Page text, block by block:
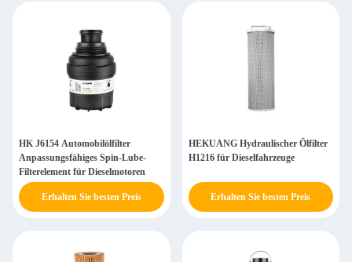
HK J6154 Automobilölfilter
Anpassungsfähiges Spin-Lube-
Filterelement für Dieselmotoren
Erhalten Sie besten Preis
HEKUANG Hydraulischer Ölfilter
H1216 für Dieselfahrzeuge
Erhalten Sie besten Preis